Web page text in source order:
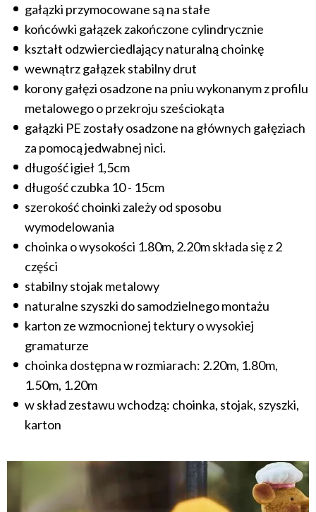
gałązki przymocowane są na stałe
końcówki gałązek zakończone cylindrycznie
kształt odzwierciedlający naturalną choinkę
wewnątrz gałązek stabilny drut
korony gałęzi osadzone na pniu wykonanym z profilu
metalowego o przekroju sześciokąta
gałązki PE zostały osadzone na głównych gałęziach
za pomocą jedwabnej nici.
długość igieł 1,5cm
długość czubka 10 - 15cm
szerokość choinki zależy od sposobu
wymodelowania
choinka o wysokości 1.80m, 2.20m składa się z 2
części
stabilny stojak metalowy
naturalne szyszki do samodzielnego montażu
karton ze wzmocnionej tektury o wysokiej
gramaturze
choinka dostępna w rozmiarach: 2.20m, 1.80m,
1.50m, 1.20m
w skład zestawu wchodzą: choinka, stojak, szyszki,
karton